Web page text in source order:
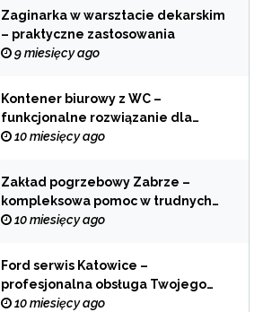
Zaginarka w warsztacie dekarskim
– praktyczne zastosowania
9 miesięcy ago
Kontener biurowy z WC –
funkcjonalne rozwiązanie dla
każdej branży
10 miesięcy ago
Zakład pogrzebowy Zabrze –
kompleksowa pomoc w trudnych
chwilach
10 miesięcy ago
Ford serwis Katowice –
profesjonalna obsługa Twojego
samochodu
10 miesięcy ago